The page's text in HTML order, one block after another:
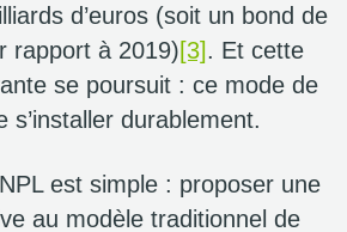
d’euros (soit un bond de
rapport à 2019)[3]. Et cette
se poursuit : ce mode de
s’installer durablement.
est simple : proposer une
au modèle traditionnel de